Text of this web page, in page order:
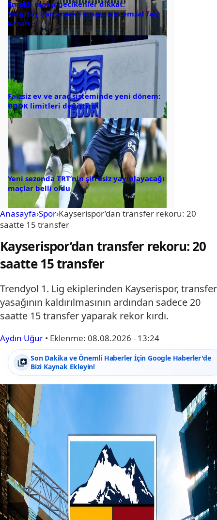
Emekli maaşı gecikenler dikkat:
Yargıtay’dan emekli maaşı için emsal faiz
kararı
Faizsiz ev ve araç sisteminde yeni dönem:
BDDK limitleri değiştirdi
Yeni sezonda TRT’nin şifresiz yayınlayacağı
maçlar belli oldu
Anasayfa›Spor›Kayserispor’dan transfer rekoru: 20
saatte 15 transfer
Kayserispor’dan transfer rekoru: 20
saatte 15 transfer
Trendyol 1. Lig ekiplerinden Kayserispor, transfer
yasağının kaldırılmasının ardından sadece 20
saatte 15 transfer yaparak rekor kırdı.
Aydın Uğur • Eklenme: 08.08.2026 - 13:24
Son Dakika ve Önemli Haberler İçin Google Haberler'de
Bizi Kaynak Ekleyin!